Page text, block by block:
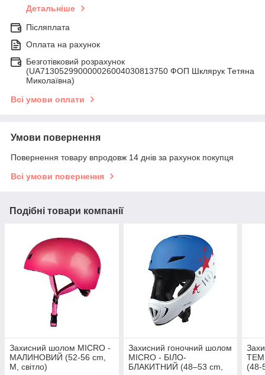
Детальніше
Післяплата
Оплата на рахунок
Безготівковий розрахунок
(UA713052990000026004030813750 ФОП Шклярук Тетяна
Миколаївна)
Всі умови оплати
Умови повернення
Повернення товару впродовж 14 днів за рахунок покупця
Всі умови повернення
Подібні товари компанії
Захисний шолом MICRO -
МАЛИНОВИЙ (52-56 сm,
M, світло)
Захисний гоночний шолом
MICRO - БІЛО-
БЛАКИТНИЙ (48–53 cm,
(48-